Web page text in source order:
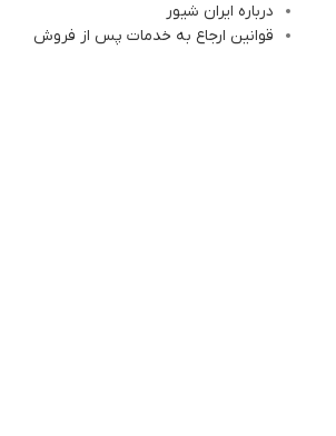
درباره ایران شیور
قوانین ارجاع به خدمات پس از فروش